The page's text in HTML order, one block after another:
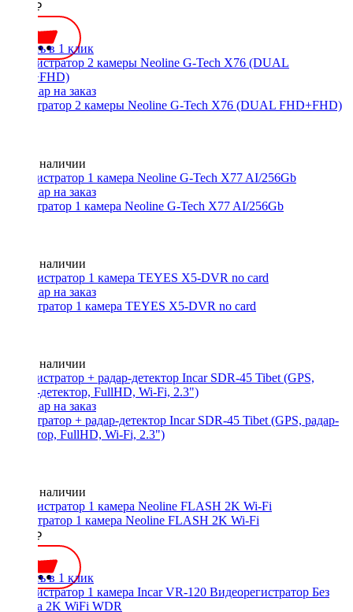
4500 ₽
Купить в 1 клик
регистратор 2 камеры Neoline G-Tech X76 (DUAL FHD+FHD)
Нет в наличии
регистратор 1 камера Neoline G-Tech X77 AI/256Gb
Нет в наличии
Регистратор 1 камера TEYES X5-DVR no card
Нет в наличии
регистратор + радар-детектор Incar SDR-45 Tibet (GPS, радар-
детектор, FullHD, Wi-Fi, 2.3")
Нет в наличии
Регистратор 1 камера Neoline FLASH 2K Wi-Fi
6990 ₽
Купить в 1 клик